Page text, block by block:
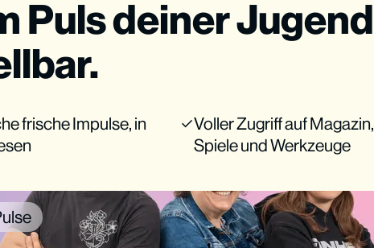
Puls deiner
frische Impulse, in
Voller Zugriff auf
Spiele und Werkzeuge